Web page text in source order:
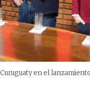
en el